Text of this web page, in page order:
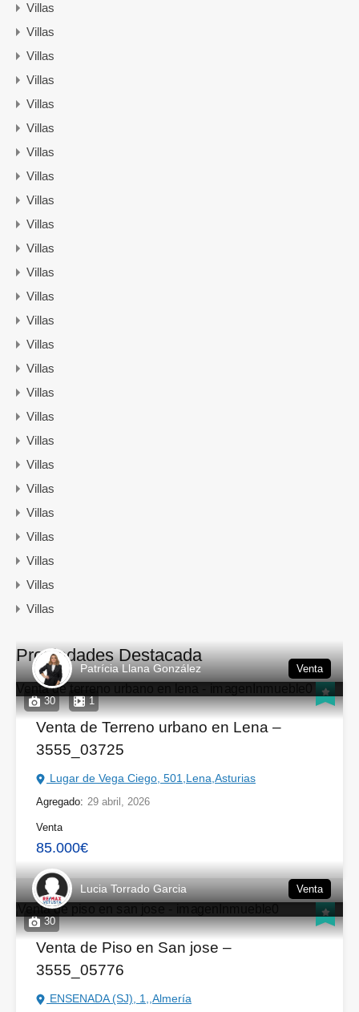
Villas
Villas
Villas
Villas
Villas
Villas
Villas
Villas
Villas
Villas
Villas
Villas
Villas
Villas
Villas
Villas
Villas
Villas
Villas
Villas
Villas
Villas
Villas
Villas
Villas
Villas
Propiedades Destacada
30 1
Patrícia Llana González Venta
Venta de Terreno urbano en Lena –
3555_03725
Lugar de Vega Ciego, 501,Lena,Asturias
Agregado: 29 abril, 2026
Venta
85.000€
30
Lucia Torrado Garcia Venta
Venta de Piso en San jose –
3555_05776
ENSENADA (SJ), 1,,Almería